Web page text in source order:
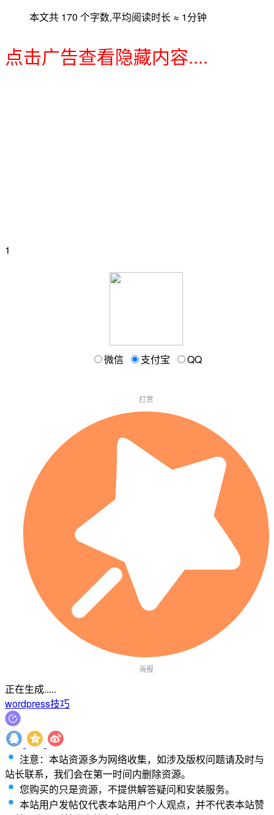
本文共 170 个字数,平均阅读时长 ≈ 1分钟
点击广告查看隐藏内容....
1
微信 支付宝 QQ
打赏
海报
正在生成.....
wordpress技巧
注意：本站资源多为网络收集，如涉及版权问题请及时与
站长联系，我们会在第一时间内删除资源。
您购买的只是资源，不提供解答疑问和安装服务。
本站用户发帖仅代表本站用户个人观点，并不代表本站赞